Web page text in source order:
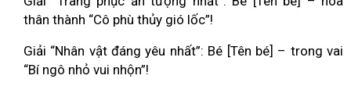
thân thành “Cô phù thủy gió lốc”!
Giải “Nhân vật đáng yêu nhất”: Bé [Tên bé] – trong vai
“Bí ngô nhỏ vui nhộn”!